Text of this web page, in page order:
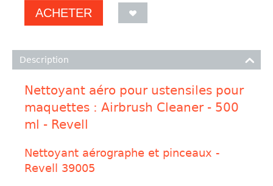
ACHETER
Description
Nettoyant aéro pour ustensiles pour
maquettes : Airbrush Cleaner - 500
ml - Revell
Nettoyant aérographe et pinceaux -
Revell 39005